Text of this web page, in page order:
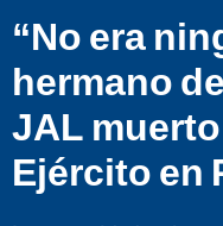
“No era
hermano
JAL
Ejército en